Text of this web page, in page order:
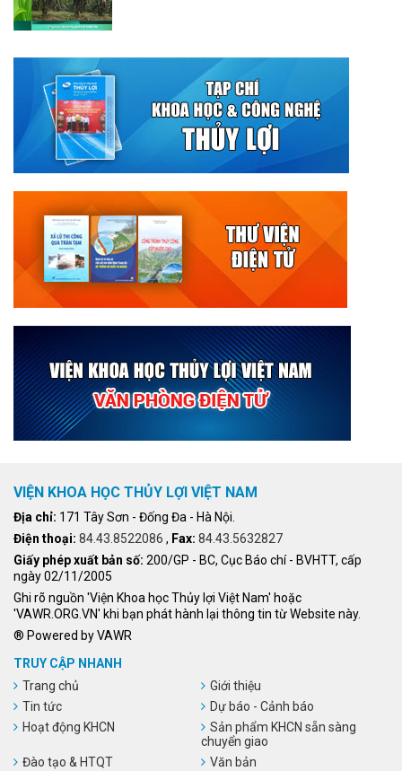
VIỆN KHOA HỌC THỦY LỢI VIỆT NAM
Địa chỉ: 171 Tây Sơn - Đống Đa - Hà Nội.
Điện thoại: 84.43.8522086 , Fax: 84.43.5632827
Giấy phép xuất bản số: 200/GP - BC, Cục Báo chí - BVHTT, cấp
ngày 02/11/2005
Ghi rõ nguồn 'Viện Khoa học Thủy lợi Việt Nam' hoặc
'VAWR.ORG.VN' khi bạn phát hành lại thông tin từ Website này.
® Powered by VAWR
TRUY CẬP NHANH
Trang chủ
Giới thiệu
Tin tức
Dự báo - Cảnh báo
Hoạt động KHCN
Sản phẩm KHCN sẵn sàng
chuyển giao
Đào tạo & HTQT
Văn bản